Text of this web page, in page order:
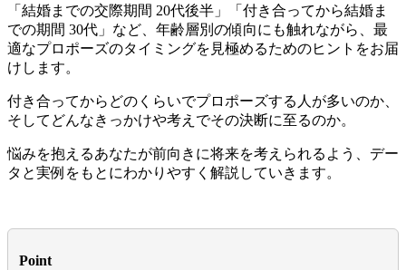
「結婚までの交際期間 20代後半」「付き合ってから結婚ま
での期間 30代」など、年齢層別の傾向にも触れながら、最
適なプロポーズのタイミングを見極めるためのヒントをお届
けします。
付き合ってからどのくらいでプロポーズする人が多いのか、
そしてどんなきっかけや考えでその決断に至るのか。
悩みを抱えるあなたが前向きに将来を考えられるよう、デー
タと実例をもとにわかりやすく解説していきます。
Point